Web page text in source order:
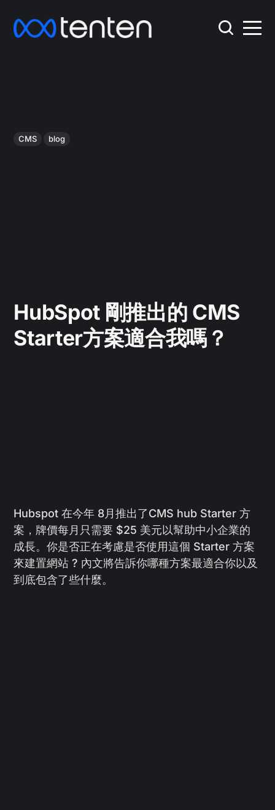
CMS blog
HubSpot 剛推出的 CMS
Starter方案適合我嗎？
Hubspot 在今年 8月推出了CMS hub Starter 方
案，牌價每月只需要 $25 美元以幫助中小企業的
成長。你是否正在考慮是否使用這個 Starter 方案
來建置網站 ? 內文將告訴你哪種方案最適合你以及
到底包含了些什麼。